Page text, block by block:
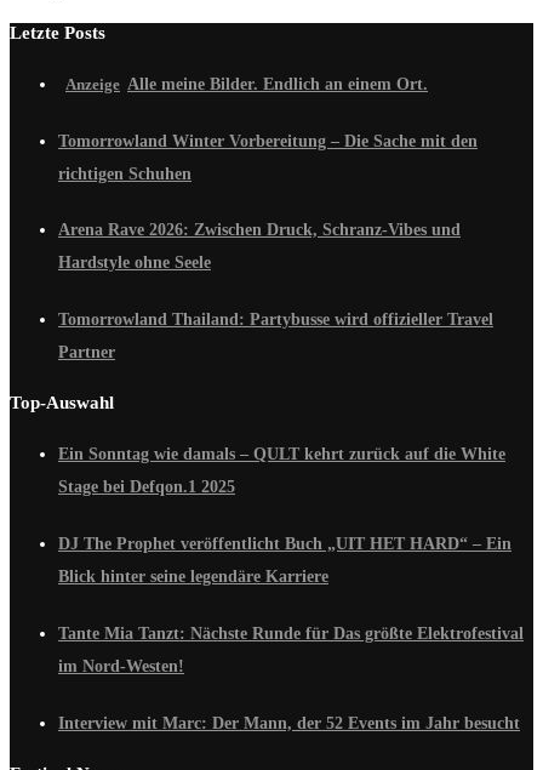
Letzte Posts
Alle meine Bilder. Endlich an einem Ort.
Tomorrowland Winter Vorbereitung – Die Sache mit den
richtigen Schuhen
Arena Rave 2026: Zwischen Druck, Schranz-Vibes und
Hardstyle ohne Seele
Tomorrowland Thailand: Partybusse wird offizieller Travel
Partner
Top-Auswahl
Ein Sonntag wie damals – QULT kehrt zurück auf die White
Stage bei Defqon.1 2025
DJ The Prophet veröffentlicht Buch „UIT HET HARD“ – Ein
Blick hinter seine legendäre Karriere
Tante Mia Tanzt: Nächste Runde für Das größte Elektrofestival
im Nord-Westen!
Interview mit Marc: Der Mann, der 52 Events im Jahr besucht